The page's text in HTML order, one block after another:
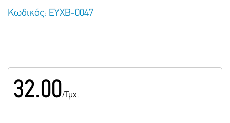
Κωδικός: ΕΥΧΒ-0047
32.00/Τμχ.